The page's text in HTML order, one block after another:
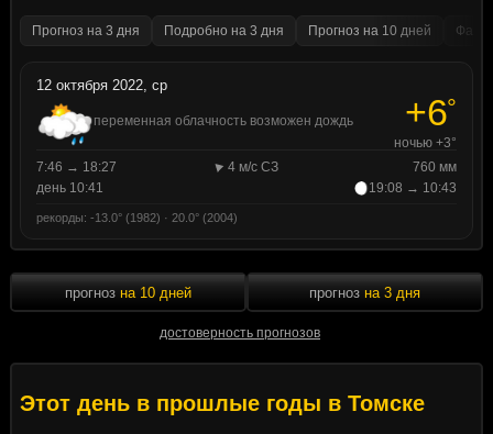
Прогноз на 3 дня Подробно на 3 дня Прогноз на 10 дней
12 октября 2022, ср
переменная облачность возможен дождь +6°
ночью +3°
7:46 → 18:27
4 м/с СЗ
760 мм
день 10:41
19:08 → 10:43
рекорды: -13.0° (1982) · 20.0° (2004)
прогноз на 10 дней
достоверность прогнозов
прогноз на 3 дня
Этот день в прошлые годы в Томске